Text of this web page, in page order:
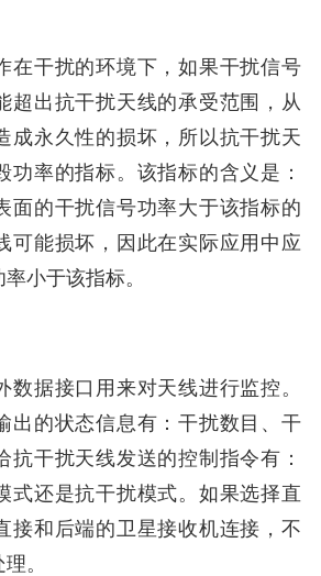
在干扰的环境下，如果干扰信号
超出抗干扰天线的承受范围，从
成永久性的损坏，所以抗干扰天
功率的指标。该指标的含义是：
面的干扰信号功率大于该指标的
可能损坏，因此在实际应用中应
小于该指标。
数据接口用来对天线进行监控。
出的状态信息有：干扰数目、干
抗干扰天线发送的控制指令有：
式还是抗干扰模式。如果选择直
接和后端的卫星接收机连接，不
。